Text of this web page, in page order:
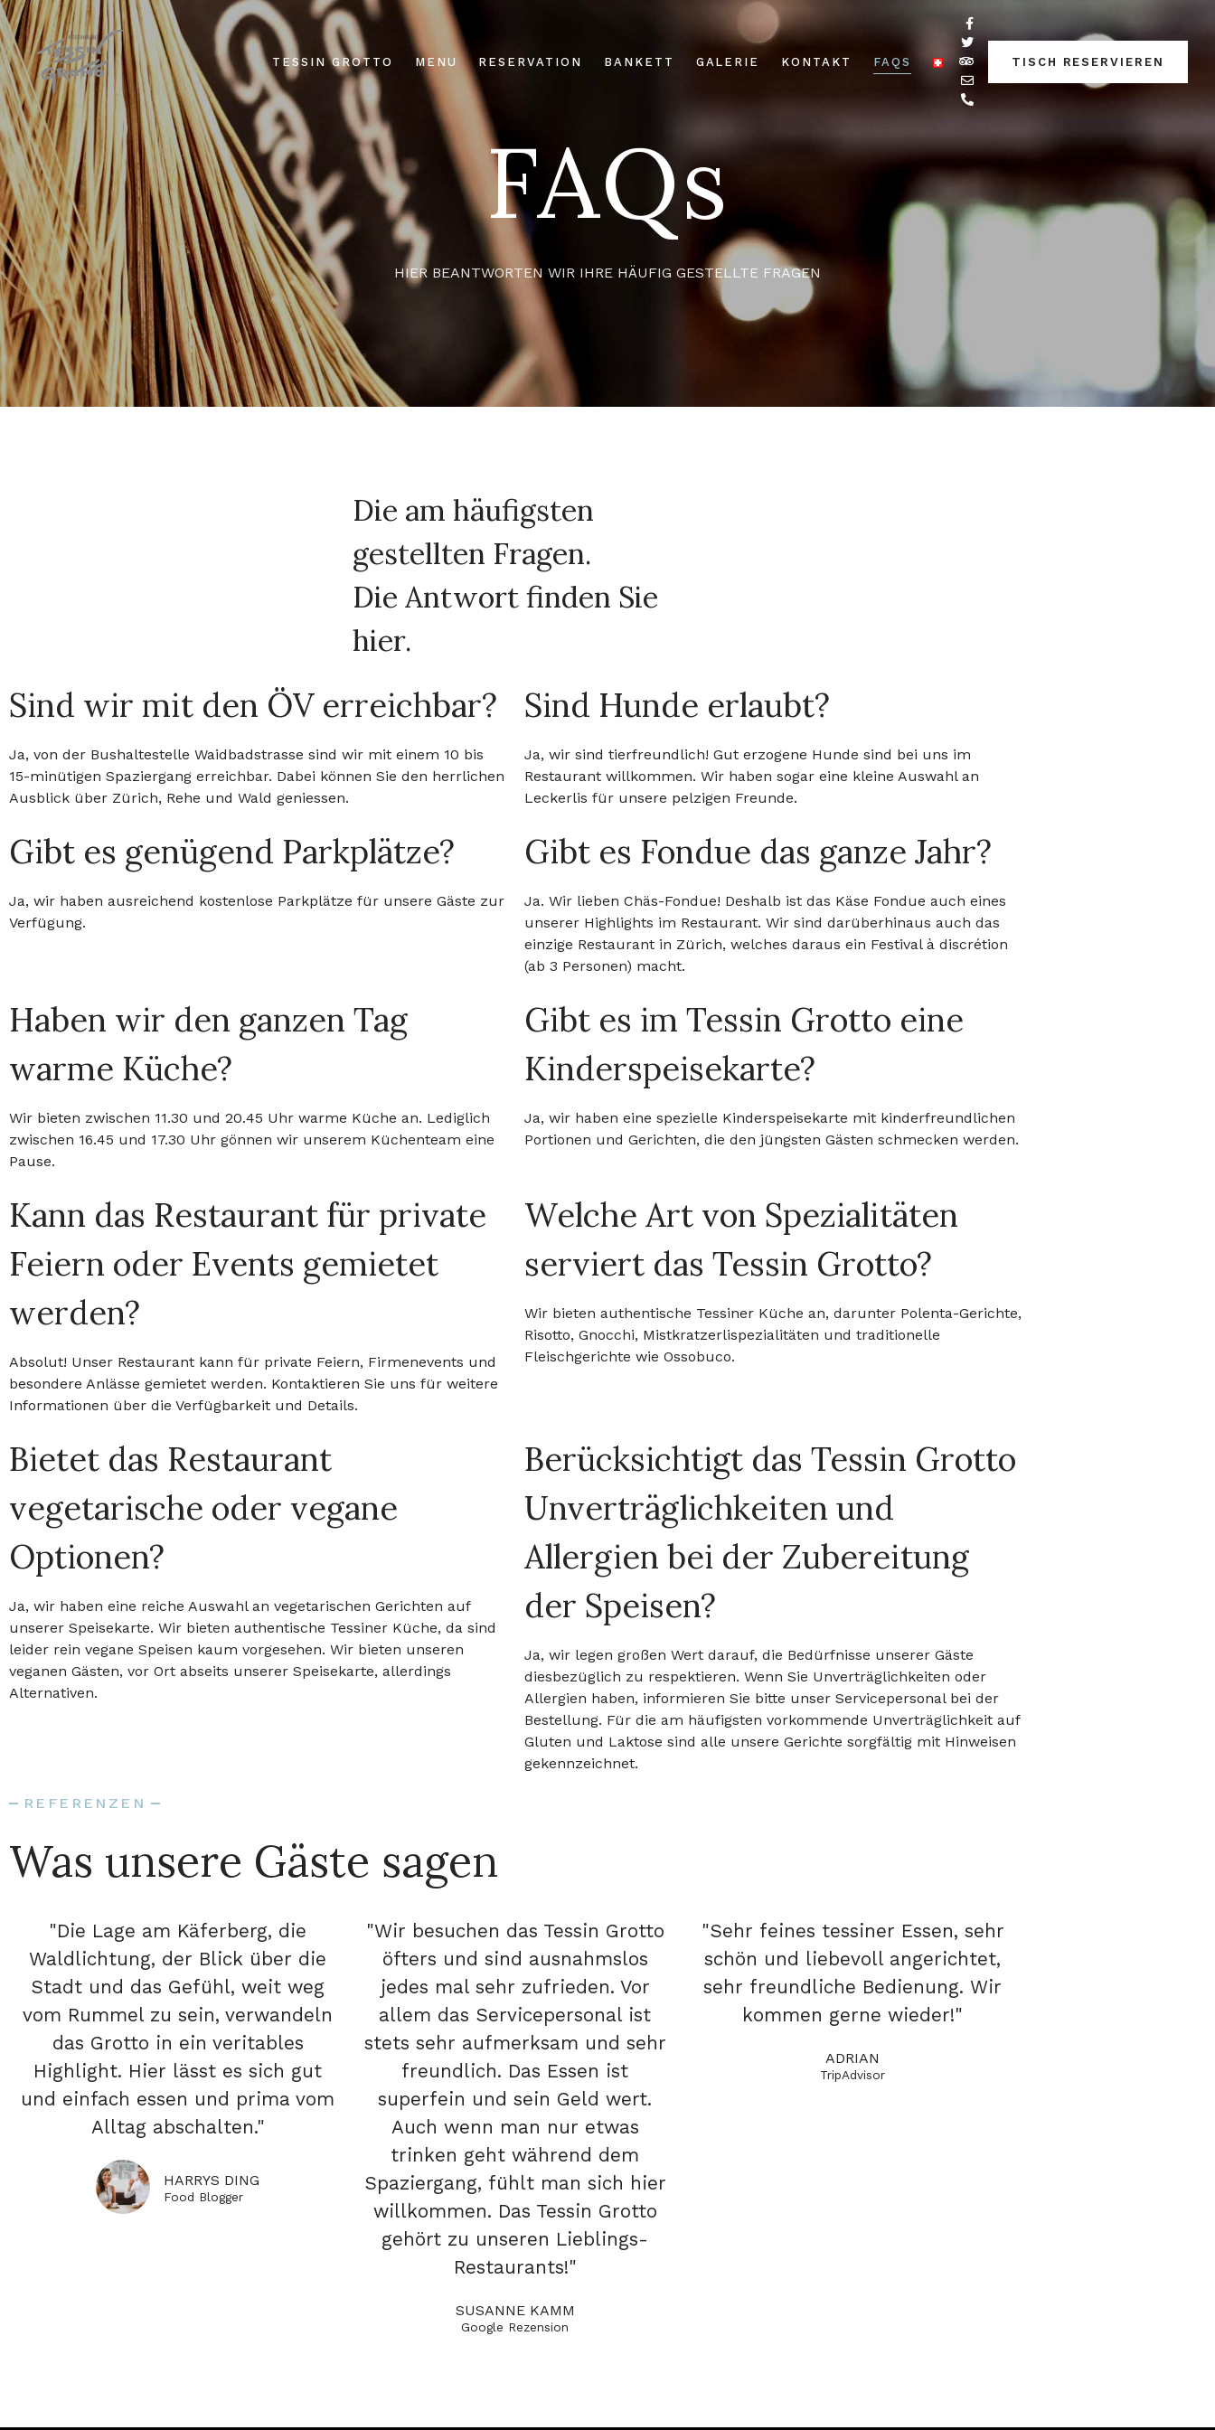
TESSIN GROTTO MENU RESERVATION BANKETT GALERIE KONTAKT FAQS TISCH RESERVIEREN
FAQs
HIER BEANTWORTEN WIR IHRE HÄUFIG GESTELLTE FRAGEN
Die am häufigsten
gestellten Fragen.
Die Antwort finden Sie
hier.
Sind wir mit den ÖV erreichbar?
Ja, von der Bushaltestelle Waidbadstrasse sind wir mit einem 10 bis
15-minütigen Spaziergang erreichbar. Dabei können Sie den herrlichen
Ausblick über Zürich, Rehe und Wald geniessen.
Sind Hunde erlaubt?
Ja, wir sind tierfreundlich! Gut erzogene Hunde sind bei uns im
Restaurant willkommen. Wir haben sogar eine kleine Auswahl an
Leckerlis für unsere pelzigen Freunde.
Gibt es genügend Parkplätze?
Ja, wir haben ausreichend kostenlose Parkplätze für unsere Gäste zur
Verfügung.
Gibt es Fondue das ganze Jahr?
Ja. Wir lieben Chäs-Fondue! Deshalb ist das Käse Fondue auch eines
unserer Highlights im Restaurant. Wir sind darüberhinaus auch das
einzige Restaurant in Zürich, welches daraus ein Festival à discrétion
(ab 3 Personen) macht.
Haben wir den ganzen Tag
warme Küche?
Wir bieten zwischen 11.30 und 20.45 Uhr warme Küche an. Lediglich
zwischen 16.45 und 17.30 Uhr gönnen wir unserem Küchenteam eine
Pause.
Gibt es im Tessin Grotto eine
Kinderspeisekarte?
Ja, wir haben eine spezielle Kinderspeisekarte mit kinderfreundlichen
Portionen und Gerichten, die den jüngsten Gästen schmecken werden.
Kann das Restaurant für private
Feiern oder Events gemietet
werden?
Absolut! Unser Restaurant kann für private Feiern, Firmenevents und
besondere Anlässe gemietet werden. Kontaktieren Sie uns für weitere
Informationen über die Verfügbarkeit und Details.
Welche Art von Spezialitäten
serviert das Tessin Grotto?
Wir bieten authentische Tessiner Küche an, darunter Polenta-Gerichte,
Risotto, Gnocchi, Mistkratzerlispezialitäten und traditionelle
Fleischgerichte wie Ossobuco.
Bietet das Restaurant
vegetarische oder vegane
Optionen?
Ja, wir haben eine reiche Auswahl an vegetarischen Gerichten auf
unserer Speisekarte. Wir bieten authentische Tessiner Küche, da sind
leider rein vegane Speisen kaum vorgesehen. Wir bieten unseren
veganen Gästen, vor Ort abseits unserer Speisekarte, allerdings
Alternativen.
Berücksichtigt das Tessin Grotto
Unverträglichkeiten und
Allergien bei der Zubereitung
der Speisen?
Ja, wir legen großen Wert darauf, die Bedürfnisse unserer Gäste
diesbezüglich zu respektieren. Wenn Sie Unverträglichkeiten oder
Allergien haben, informieren Sie bitte unser Servicepersonal bei der
Bestellung. Für die am häufigsten vorkommende Unverträglichkeit auf
Gluten und Laktose sind alle unsere Gerichte sorgfältig mit Hinweisen
gekennzeichnet.
REFERENZEN
Was unsere Gäste sagen
"Die Lage am Käferberg, die
Waldlichtung, der Blick über die
Stadt und das Gefühl, weit weg
vom Rummel zu sein, verwandeln
das Grotto in ein veritables
Highlight. Hier lässt es sich gut
und einfach essen und prima vom
Alltag abschalten."
HARRYS DING
Food Blogger
"Wir besuchen das Tessin Grotto
öfters und sind ausnahmslos
jedes mal sehr zufrieden. Vor
allem das Servicepersonal ist
stets sehr aufmerksam und sehr
freundlich. Das Essen ist
superfein und sein Geld wert.
Auch wenn man nur etwas
trinken geht während dem
Spaziergang, fühlt man sich hier
willkommen. Das Tessin Grotto
gehört zu unseren Lieblings-
Restaurants!"
SUSANNE KAMM
Google Rezension
"Sehr feines tessiner Essen, sehr
schön und liebevoll angerichtet,
sehr freundliche Bedienung. Wir
kommen gerne wieder!"
ADRIAN
TripAdvisor